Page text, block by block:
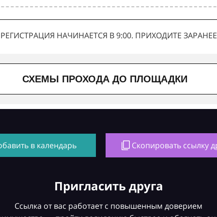
РЕГИСТРАЦИЯ НАЧИНАЕТСЯ В 9:00. ПРИХОДИТЕ ЗАРАНЕЕ
СХЕМЫ ПРОХОДА ДО ПЛОЩАДКИ
в календарь Скопировать ссылку
Пригласить друга
Ссылка от вас работает с повышенным доверием